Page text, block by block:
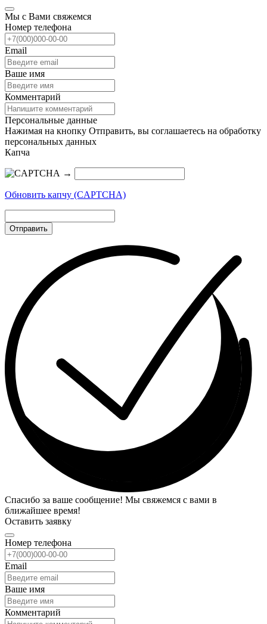
Мы с Вами свяжемся
Номер телефона
Email
Ваше имя
Комментарий
Персональные данные
Нажимая на кнопку Отправить, вы соглашаетесь на обработку
персональных данных
Капча
→
Обновить капчу (CAPTCHA)
Отправить
Спасибо за ваше сообщение! Мы свяжемся с вами в
ближайшее время!
Оставить заявку
Номер телефона
Email
Ваше имя
Комментарий